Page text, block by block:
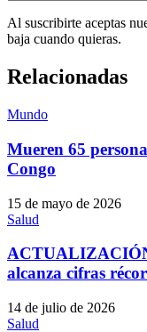
Al suscribirte aceptas
baja cuando quieras.
Relacionadas
Mundo
Mueren 65
Congo
15 de mayo de 2026
Salud
alcanza cifras
14 de julio de 2026
Salud